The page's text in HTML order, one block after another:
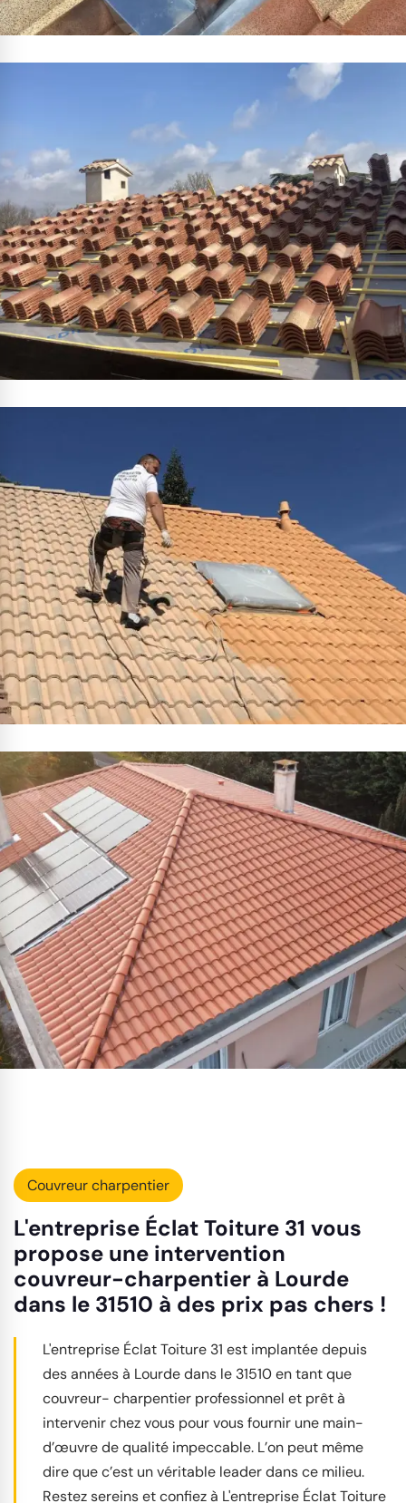
Couvreur charpentier
L'entreprise Éclat Toiture 31 vous
propose une intervention
couvreur-charpentier à Lourde
dans le 31510 à des prix pas chers !
L'entreprise Éclat Toiture 31 est implantée depuis
des années à Lourde dans le 31510 en tant que
couvreur- charpentier professionnel et prêt à
intervenir chez vous pour vous fournir une main-
d’œuvre de qualité impeccable. L’on peut même
dire que c’est un véritable leader dans ce milieu.
Restez sereins et confiez à L'entreprise Éclat Toiture